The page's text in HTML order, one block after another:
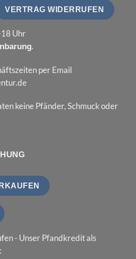
VERTRAG WIDERRUFEN
Uhr
.
per Email
keine Pfänder, Schmuck oder
- Unser Pfandkredit als